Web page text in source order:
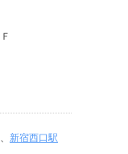
、 新宿西口駅